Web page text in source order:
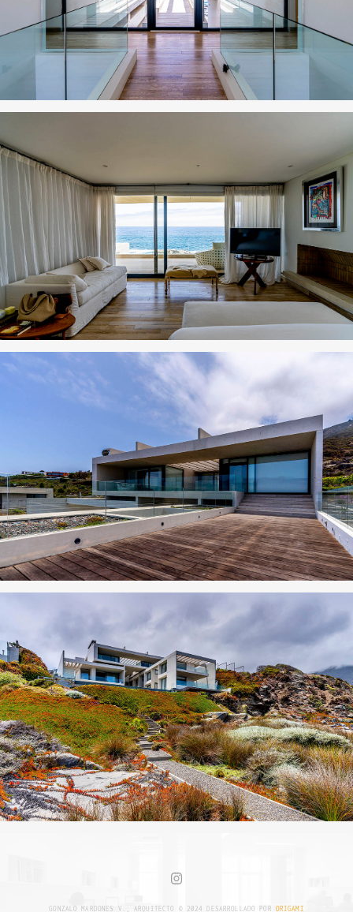
GONZALO MARDONES V., ARQUITECTO © 2024 DESARROLLADO POR ORIGAMI